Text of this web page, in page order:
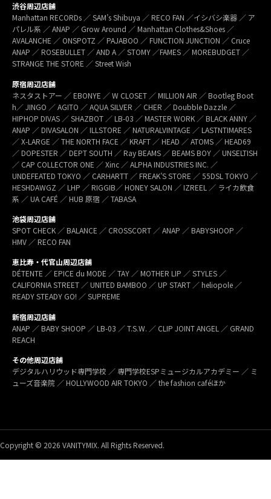
渋谷周辺店舗
Manhattan RECORDs ／ SAM’s Shibuya ／ RECO FAN ／イシバシ楽器 ／ ア
パレル系 ／ ANAP ／ Grow Around ／ Manhattan Clothes&Shoes ／
AVALANCHE ／ ONSPOTZ ／ PAJABOO ／ FUNCTION JUNCTION ／ Cruce
ANAP ／ ROSEBULLET ／ AND A ／ STOMY ／FAMES ／ MOREBUDGET ／
STRANGE THE STORE ／ Street Wish
原宿周辺店舗
ネスタストアー ／ EBONYE ／ W CLOSET ／ MILLION AIR ／ Bootleg Boot
h／ JINGO ／ AGITO ／ AQUA SILVER ／ CHER ／ Doubble Dazzle ／
HIPHOP DIVAS ／ SHAZBOT ／ LB-03 ／ MASTER WORK ／ BLACK ANNY ／
ANAP ／ DIVASALON ／ ILLSTORE ／ NATURALVINTAGE ／ LASTNTIMARES
／ X-LARGE ／ THE NORTH FACE ／ KRAFT ／ HEAD ／ ATOMS ／ HEAD69
／ DOPESTER ／ DEPT SOUTH ／ Ray BEAMS ／ BEAMS BOY ／ UNSELTISH
／ CAP COLLECTOR ONE ／ Xinc ／ ALPHA INDUSTRIES INC. ／
UNDEFEATED TOKYO ／ CARHARTT ／ FREAK’S STORE ／ 55DSL TOKYO ／
HESHDAWGZ ／ LHP ／ RIGGIB／ HONEY SALON ／ IZREEL ／ ライカ飲食
系 ／ UA CAFÉ ／ HUB 原宿 ／ TABASA
池袋周辺店舗
SPOT CHECK ／ BALANCE ／ CROSSCORT ／ ANAP ／ BABYSHOOP ／
HMV ／ RECO FAN
恵比寿・代官山周辺店舗
DÉTENTE ／ EPICE du MODE ／ TAY ／ MOTHER LIP ／ STYLES ／
CALIFORNIA STREET ／ UNITED BAMBOO ／ UP START ／ heliopole ／
READY STEADY GO! ／ SUPREME
新宿周辺店舗
ANAP ／ BABY SHOOP ／ LB-03 ／ T.S.W. ／ CLIP JOINT ANGEL ／ GRAND
REACH
その他周辺店舗
デジタルハリウッド専門学校 ／ 専門学校ESPミュージカルアカデミー ／ ミ
ューズ音楽院 ／ HOLLYWOOD AIR TOKYO ／ the fashion caféほか
Copyright © 2026 VANITYMIX. All Rights Reserved.